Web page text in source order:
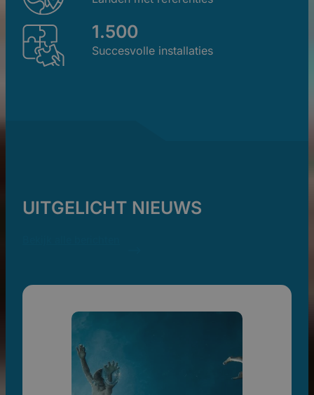
1.500
Succesvolle installaties
UITGELICHT NIEUWS